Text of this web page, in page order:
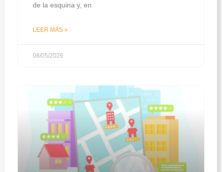
de la esquina y, en
LEER MÁS »
08/05/2026